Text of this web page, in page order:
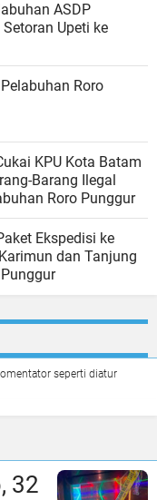
ASDP
Upeti ke
Roro
Kota Batam
Barang Ilegal
Roro Punggur
Ekspedisi ke
dan Tanjung
seperti diatur
32